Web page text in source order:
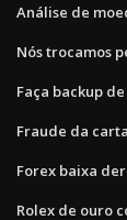
Análise de
Nós trocamos
Faça backup
Fraude da
Forex baixa
Rolex de ouro